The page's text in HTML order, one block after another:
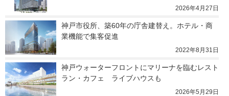
2026年4月27日
神戸市役所、築60年の庁舎建替え。ホテル・商
業機能で集客促進
2022年8月31日
神戸ウォーターフロントにマリーナを臨むレスト
ラン・カフェ　ライブハウスも
2026年5月29日